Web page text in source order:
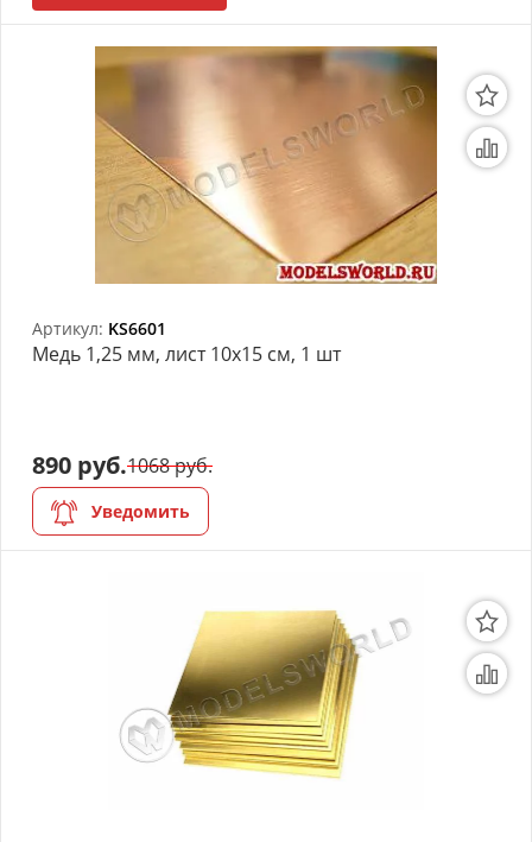
Артикул: KS6601
Медь 1,25 мм, лист 10х15 см, 1 шт
890 руб.1068 руб.
Уведомить